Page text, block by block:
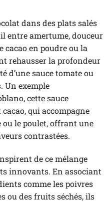
dans des plats salés
entre amertume, douceur
cacao en poudre ou la
rehausser la profondeur
d’une sauce tomate ou
Un exemple
cette sauce
qui accompagne
le poulet, offrant une
contrastées.
de ce mélange
innovants. En associant
comme les poivres
ou des fruits séchés, ils